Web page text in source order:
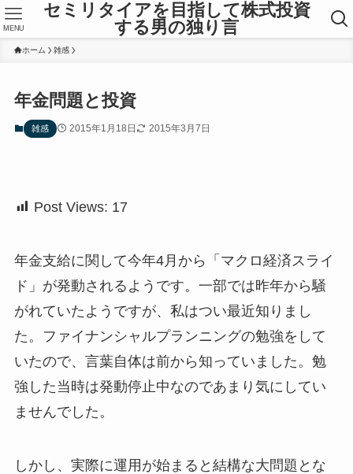
セミリタイアを目指して株式投資
する男の独り言
MENU
ホーム 雑感
年金問題と投資
雑感 2015年1月18日 2015年3月7日
Post Views: 17
年金支給に関して今年4月から「マクロ経済スライ
ド」が発動されるようです。一部では昨年から騒
がれていたようですが、私はつい最近知りまし
た。ファイナンシャルプランニングの勉強をして
いたので、言葉自体は前から知っていました。勉
強した当時は発動停止中なのであまり気にしてい
ませんでした。
しかし、実際に運用が始まると結構な大問題とな